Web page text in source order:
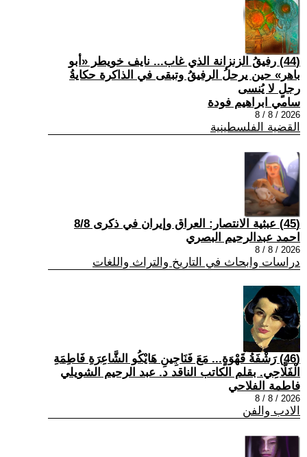
(44) رفيقُ الزنزانة الذي غاب... نايف خويطر «أبو
باهر» حين يرحلُ الرفيقُ وتبقى في الذاكرة حكايةُ
رجلٍ لا يُنسى
سامي ابراهيم فودة
2026 / 8 / 8
القضية الفلسطينية
(45) عبثية الانتصار: العراق وإيران في ذكرى 8/8
احمد عبدالرحيم البصري
2026 / 8 / 8
دراسات وابحاث في التاريخ والتراث واللغات
(46) رَشْفَةُ قَهْوَةٍ... مَعَ فَنَاجِينِ هَايْكُو الشَّاعِرَةِ فَاطِمَةِ
الْفَلَّاحِي. بقلم الكاتب الناقد د. عبد الرحيم الشويلي
فاطمة الفلاحي
2026 / 8 / 8
الادب والفن